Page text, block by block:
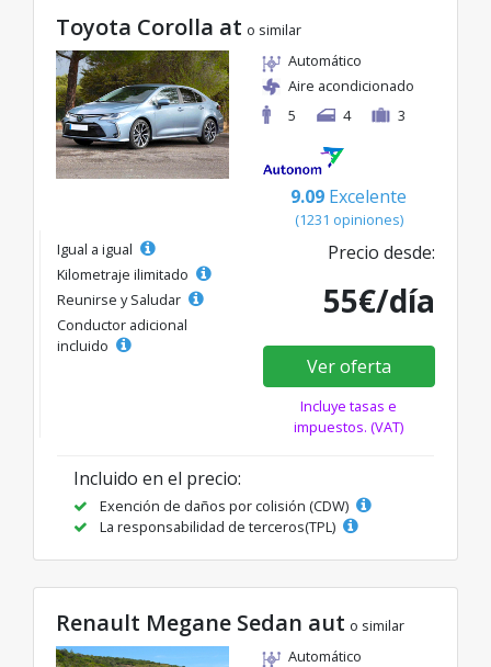
Toyota Corolla at o similar
Automático
Aire acondicionado
5
4 3
9.09 Excelente
(1231 opiniones)
Igual a igual
Kilometraje ilimitado
Reunirse y Saludar
Conductor adicional
incluido
Precio desde:
55€/día
Ver oferta
Incluye tasas e
impuestos. (VAT)
Incluido en el precio:
Exención de daños por colisión (CDW)
La responsabilidad de terceros(TPL)
Renault Megane Sedan aut o similar
Automático